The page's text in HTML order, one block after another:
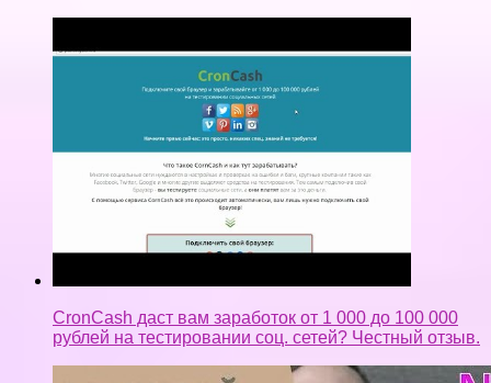
CronCash даст вам заработок от 1 000 до 100 000
рублей на тестировании соц. сетей? Честный отзыв.